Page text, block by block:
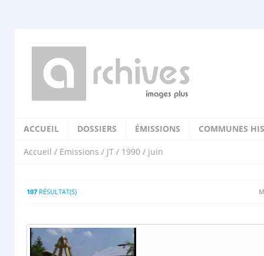
ACCUEIL DOSSIERS ÉMISSIONS COMMUNES
Accueil / Emissions / JT / 1990 / juin
107 RÉSULTAT(S)